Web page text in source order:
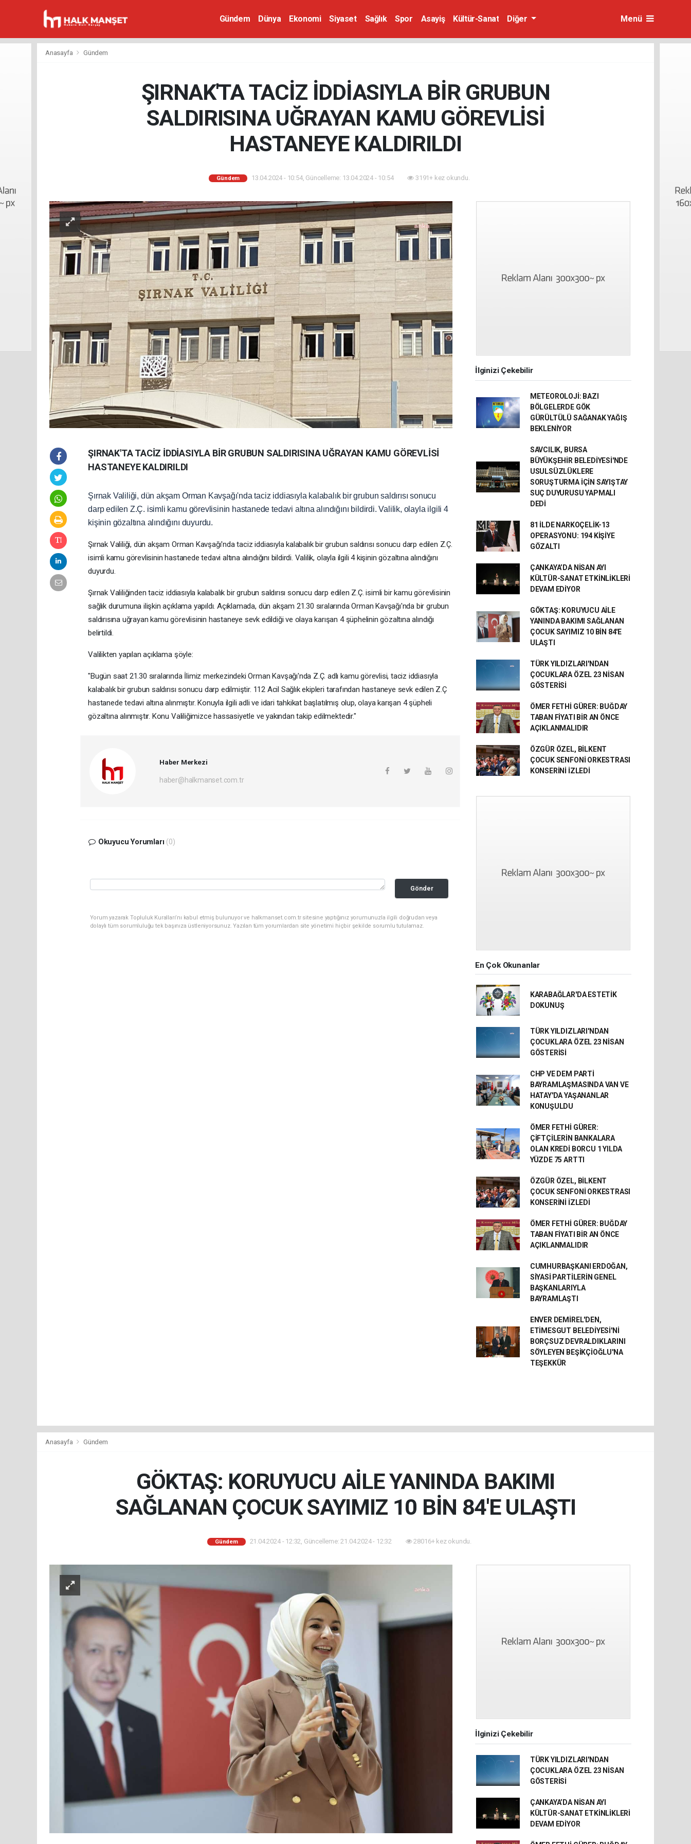
Gündem Dünya Ekonomi Siyaset Sağlık Spor Asayiş Kültür-Sanat Diğer Menü
Anasayfa Gündem
ŞIRNAK'TA TACİZ İDDİASIYLA BİR GRUBUN
SALDIRISINA UĞRAYAN KAMU GÖREVLİSİ
HASTANEYE KALDIRILDI
Gündem 13.04.2024 - 10:54, Güncelleme: 13.04.2024 - 10:54 3191+ kez okundu.
ŞIRNAK'TA TACİZ İDDİASIYLA BİR GRUBUN SALDIRISINA UĞRAYAN KAMU GÖREVLİSİ
HASTANEYE KALDIRILDI
Şırnak Valiliği, dün akşam Orman Kavşağı'nda taciz iddiasıyla kalabalık bir grubun saldırısı sonucu
darp edilen Z.Ç. isimli kamu görevlisinin hastanede tedavi altına alındığını bildirdi. Valilik, olayla ilgili 4
kişinin gözaltına alındığını duyurdu.
Şırnak Valiliği, dün akşam Orman Kavşağı'nda taciz iddiasıyla kalabalık bir grubun saldırısı sonucu darp edilen Z.Ç.
isimli kamu görevlisinin hastanede tedavi altına alındığını bildirdi. Valilik, olayla ilgili 4 kişinin gözaltına alındığını
duyurdu.
Şırnak Valiliğinden taciz iddiasıyla kalabalık bir grubun saldırısı sonucu darp edilen Z.Ç. isimli bir kamu görevlisinin
sağlık durumuna ilişkin açıklama yapıldı. Açıklamada, dün akşam 21.30 sıralarında Orman Kavşağı'nda bir grubun
saldırısına uğrayan kamu görevlisinin hastaneye sevk edildiği ve olaya karışan 4 şüphelinin gözaltına alındığı
belirtildi.
Valilikten yapılan açıklama şöyle:
"Bugün saat 21.30 sıralarında İlimiz merkezindeki Orman Kavşağı'nda Z.Ç. adlı kamu görevlisi, taciz iddiasıyla
kalabalık bir grubun saldırısı sonucu darp edilmiştir. 112 Acil Sağlık ekipleri tarafından hastaneye sevk edilen Z.Ç
hastanede tedavi altına alınmıştır. Konuyla ilgili adli ve idari tahkikat başlatılmış olup, olaya karışan 4 şüpheli
gözaltına alınmıştır. Konu Valiliğimizce hassasiyetle ve yakından takip edilmektedir."
Haber Merkezi
haber@halkmanset.com.tr
Okuyucu Yorumları (0)
Gönder
Yorum yazarak Topluluk Kuralları’nı kabul etmiş bulunuyor ve halkmanset.com.tr sitesine yaptığınız yorumunuzla ilgili doğrudan veya
dolaylı tüm sorumluluğu tek başınıza üstleniyorsunuz. Yazılan tüm yorumlardan site yönetimi hiçbir şekilde sorumlu tutulamaz.
İlginizi Çekebilir
METEOROLOJİ: BAZI
BÖLGELERDE GÖK
GÜRÜLTÜLÜ SAĞANAK YAĞIŞ
BEKLENİYOR
SAVCILIK, BURSA
BÜYÜKŞEHİR BELEDİYESİ'NDE
USULSÜZLÜKLERE
SORUŞTURMA İÇİN SAYIŞTAY
SUÇ DUYURUSU YAPMALI
DEDİ
81 İLDE NARKOÇELİK-13
OPERASYONU: 194 KİŞİYE
GÖZALTI
ÇANKAYA’DA NİSAN AYI
KÜLTÜR-SANAT ETKİNLİKLERİ
DEVAM EDİYOR
GÖKTAŞ: KORUYUCU AİLE
YANINDA BAKIMI SAĞLANAN
ÇOCUK SAYIMIZ 10 BİN 84'E
ULAŞTI
TÜRK YILDIZLARI'NDAN
ÇOCUKLARA ÖZEL 23 NİSAN
GÖSTERİSİ
ÖMER FETHİ GÜRER: BUĞDAY
TABAN FİYATI BİR AN ÖNCE
AÇIKLANMALIDIR
ÖZGÜR ÖZEL, BİLKENT
ÇOCUK SENFONİ ORKESTRASI
KONSERİNİ İZLEDİ
En Çok Okunanlar
KARABAĞLAR'DA ESTETİK
DOKUNUŞ
TÜRK YILDIZLARI'NDAN
ÇOCUKLARA ÖZEL 23 NİSAN
GÖSTERİSİ
CHP VE DEM PARTİ
BAYRAMLAŞMASINDA VAN VE
HATAY'DA YAŞANANLAR
KONUŞULDU
ÖMER FETHİ GÜRER:
ÇİFTÇİLERİN BANKALARA
OLAN KREDİ BORCU 1 YILDA
YÜZDE 75 ARTTI
ÖZGÜR ÖZEL, BİLKENT
ÇOCUK SENFONİ ORKESTRASI
KONSERİNİ İZLEDİ
ÖMER FETHİ GÜRER: BUĞDAY
TABAN FİYATI BİR AN ÖNCE
AÇIKLANMALIDIR
CUMHURBAŞKANI ERDOĞAN,
SİYASİ PARTİLERİN GENEL
BAŞKANLARIYLA
BAYRAMLAŞTI
ENVER DEMİREL'DEN,
ETİMESGUT BELEDİYESİ'Nİ
BORÇSUZ DEVRALDIKLARINI
SÖYLEYEN BEŞİKÇİOĞLU'NA
TEŞEKKÜR
Anasayfa Gündem
GÖKTAŞ: KORUYUCU AİLE YANINDA BAKIMI
SAĞLANAN ÇOCUK SAYIMIZ 10 BİN 84'E ULAŞTI
Gündem 21.04.2024 - 12:32, Güncelleme: 21.04.2024 - 12:32 28016+ kez okundu.
İlginizi Çekebilir
TÜRK YILDIZLARI'NDAN
ÇOCUKLARA ÖZEL 23 NİSAN
GÖSTERİSİ
ÇANKAYA’DA NİSAN AYI
KÜLTÜR-SANAT ETKİNLİKLERİ
DEVAM EDİYOR